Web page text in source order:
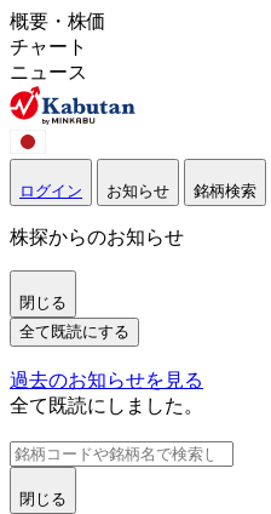
概要・株価
チャート
ニュース
ログイン お知らせ 銘柄検索
株探からのお知らせ
閉じる
全て既読にする
過去のお知らせを見る
全て既読にしました。
閉じる